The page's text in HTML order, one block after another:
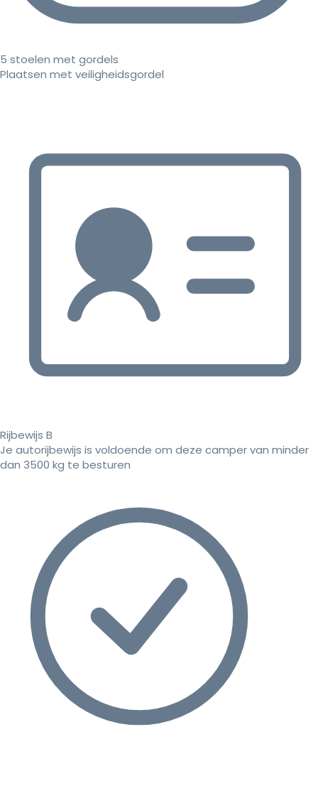
5 stoelen met gordels
Plaatsen met veiligheidsgordel
Rijbewijs B
Je autorijbewijs is voldoende om deze camper van minder
dan 3500 kg te besturen